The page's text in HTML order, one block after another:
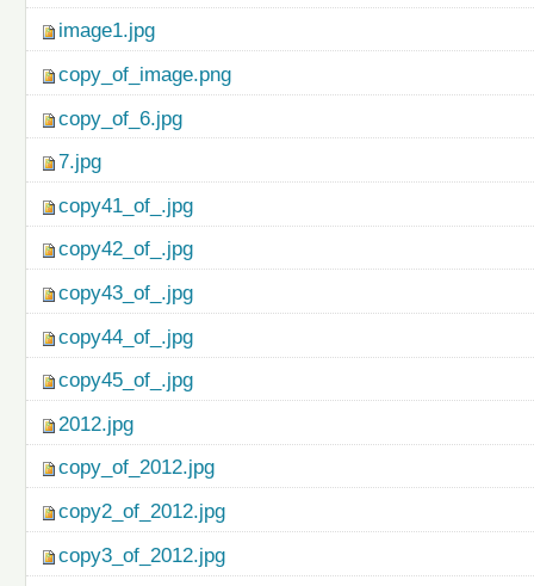
image1.jpg
copy_of_image.png
copy_of_6.jpg
7.jpg
copy41_of_.jpg
copy42_of_.jpg
copy43_of_.jpg
copy44_of_.jpg
copy45_of_.jpg
2012.jpg
copy_of_2012.jpg
copy2_of_2012.jpg
copy3_of_2012.jpg